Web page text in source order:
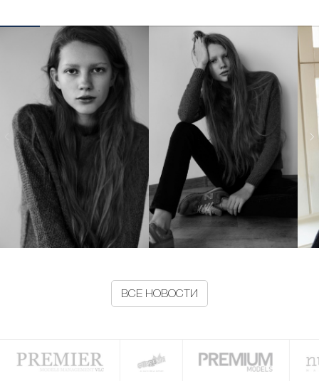
ВСЕ НОВОСТИ